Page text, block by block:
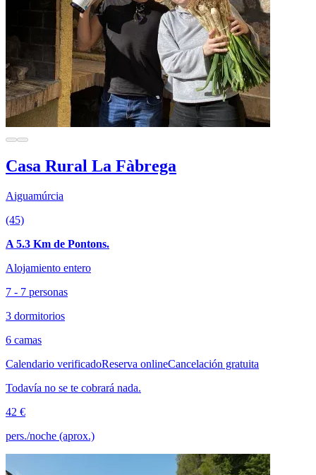
Casa Rural La Fàbrega
Aiguamúrcia
(45)
A 5.3 Km de Pontons.
Alojamiento entero
7 - 7 personas
3 dormitorios
6 camas
Calendario verificadoReserva onlineCancelación gratuita
Todavía no se te cobrará nada.
42 €
pers./noche (aprox.)